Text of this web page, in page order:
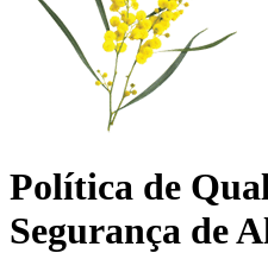
Política de
Segurança de